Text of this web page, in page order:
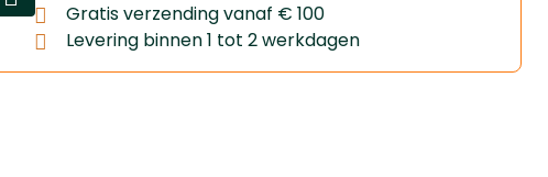
Gratis verzending vanaf € 100
Levering binnen 1 tot 2 werkdagen